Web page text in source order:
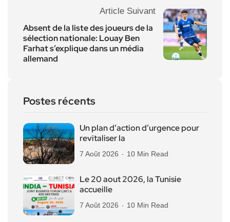
Article Suivant
Absent de la liste des joueurs de la
sélection nationale: Louay Ben
Farhat s’explique dans un média
allemand
Postes récents
Un plan d’action d’urgence pour
revitaliser la
7 Août 2026 10 Min Read
Le 20 aout 2026, la Tunisie
accueille
7 Août 2026 10 Min Read